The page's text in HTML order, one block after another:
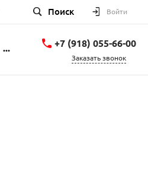
Поиск Войти
... +7 (918) 055-66-00
Заказать звонок